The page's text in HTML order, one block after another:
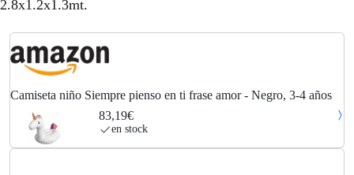
2.8x1.2x1.3mt.
Camiseta niño Siempre pienso en ti frase amor - Negro, 3-4 años
83,19€
en stock